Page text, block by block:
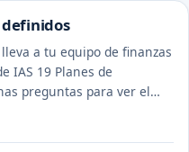
definidos
a tu equipo de finanzas
IAS 19 Planes de
preguntas para ver el